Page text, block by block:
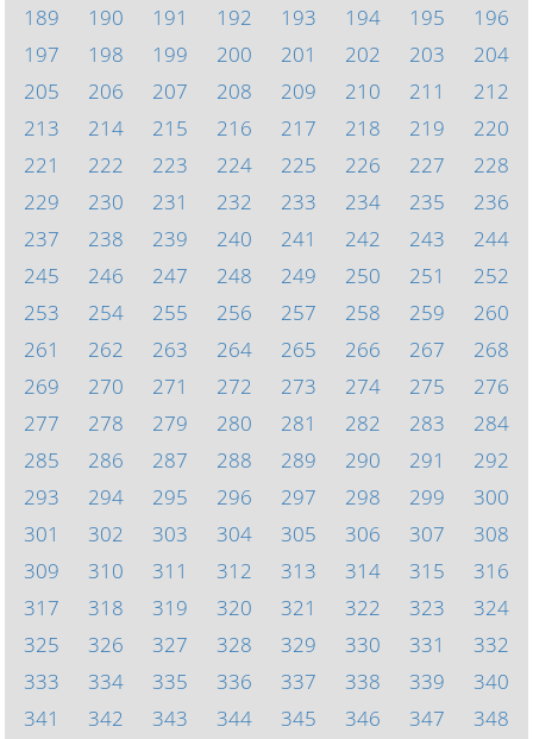
189
190 191 192 193 194 195
196
197
198 199 200 201 202 203
204
205
206 207 208 209 210 211
212
213
214 215 216 217 218 219
220
221
222 223 224 225 226 227
228
229
230 231 232 233 234 235
236
237
238 239 240 241 242 243
244
245
246 247 248 249 250 251
252
253
254 255 256 257 258 259
260
261
262 263 264 265 266 267
268
269
270 271 272 273 274 275
276
277
278 279 280 281 282 283
284
285
286 287 288 289 290 291
292
293
294 295 296 297 298 299
300
301
302 303 304 305 306 307
308
309
310 311 312 313 314 315
316
317
318 319 320 321 322 323
324
325
326 327 328 329 330 331
332
333
334 335 336 337 338 339
340
341
342 343 344 345 346 347 348